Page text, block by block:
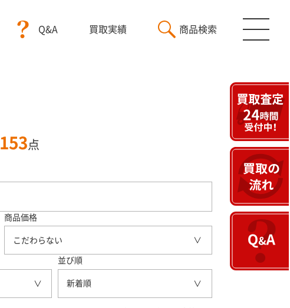
Q&A 買取実績 商品検索
153 点
商品価格
こだわらない
並び順
新着順